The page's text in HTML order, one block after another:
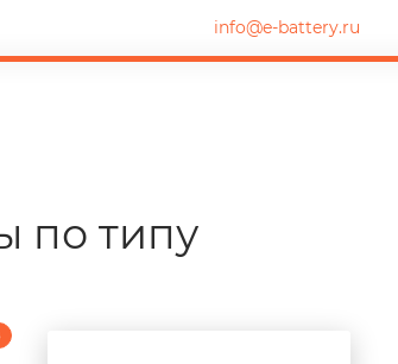
info@e-battery.ru
по типу